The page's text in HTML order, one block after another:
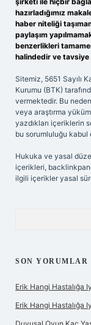
hazırladığımız
haber niteliği
paylaşım
benzerlikleri
halindedir ve tavsiye
Sitemiz, 5651 Sayılı
Kurumu (BTK)
vermektedir. Bu
veya araştırma
yazdıkları içeriklerin
bu sorumluluğu kabul
Hukuka ve yasal
içerikleri,
ilgili içerikler yasal
SON YORUMLAR
Erik Hangi Hastalığa
Erik Hangi Hastalığa